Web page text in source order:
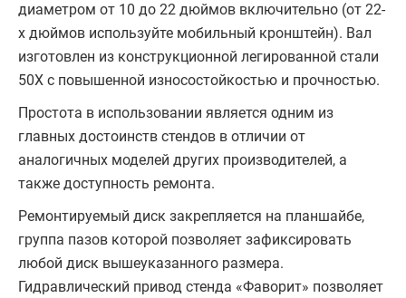
диаметром от 10 до 22 дюймов включительно (от 22-
х дюймов используйте мобильный кронштейн). Вал
изготовлен из конструкционной легированной стали
50Х с повышенной износостойкостью и прочностью.
Простота в использовании является одним из
главных достоинств стендов в отличии от
аналогичных моделей других производителей, а
также доступность ремонта.
Ремонтируемый диск закрепляется на планшайбе,
группа пазов которой позволяет зафиксировать
любой диск вышеуказанного размера.
Гидравлический привод стенда «Фаворит» позволяет